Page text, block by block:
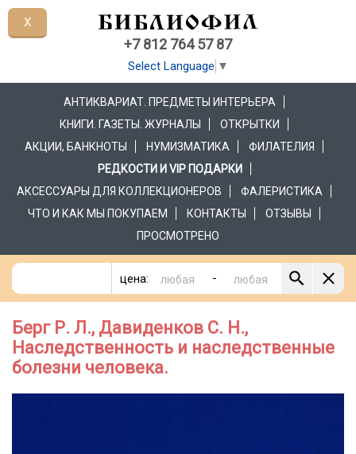
+7 812 764 57 87
Select Language ▼
АНТИКВАРИАТ. ПРЕДМЕТЫ ИНТЕРЬЕРА
КНИГИ. ГАЗЕТЫ. ЖУРНАЛЫ
ОТКРЫТКИ
АКЦИИ, БАНКНОТЫ
НУМИЗМАТИКА
ФИЛАТЕЛИЯ
РЕДКОСТИ И VIP ПОДАРКИ
АКСЕССУАРЫ ДЛЯ КОЛЛЕКЦИОНЕРОВ
ФАЛЕРИСТИКА
ЧТО И КАК МЫ ПОКУПАЕМ
КОНТАКТЫ
ОТЗЫВЫ
ПРОСМОТРЕНО
цена: -
Берг Р. Л., Давиденков С. Н.,
Наследственность и наследственные
болезни человека.
X